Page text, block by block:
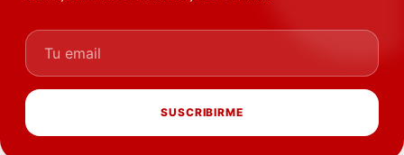
Tu email
SUSCRIBIRME